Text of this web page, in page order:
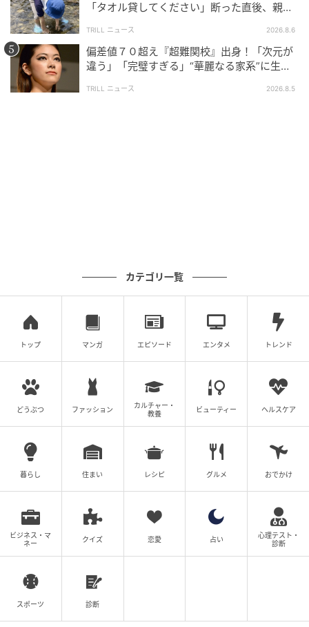
「タオル貸してください」断った直後、親が
TRILL ニュース 2026.8.6
偏差値７０超え『超難関校』出身！「次元が
違う」「完璧すぎる」“華麗なる家系”に生ま
TRILL ニュース 2026.8.5
カテゴリ一覧
トップ マンガ エピソード エンタメ トレンド
どうぶつ ファッション
カルチャー・
教養
ビューティー ヘルスケア
暮らし 住まい レシピ グルメ おでかけ
ビジネス・マ
ネー
クイズ 恋愛 占い
心理テスト・
診断
スポーツ 診断